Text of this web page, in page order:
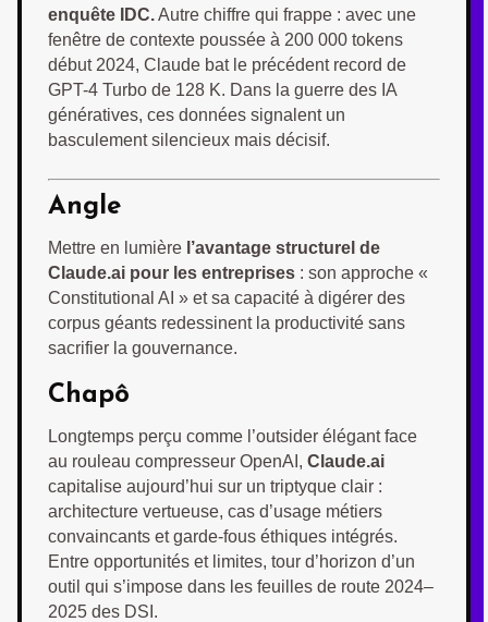
enquête IDC.Autre chiffre qui frappe : avec une
fenêtre de contexte poussée à 200 000 tokens
début 2024, Claude bat le précédent record de
GPT-4 Turbo de 128 K. Dans la guerre des IA
génératives, ces données signalent un
basculement silencieux mais décisif.
Angle
Mettre en lumière l’avantage structurel de
Claude.ai pour les entreprises : son approche «
Constitutional AI » et sa capacité à digérer des
corpus géants redessinent la productivité sans
sacrifier la gouvernance.
Chapô
Longtemps perçu comme l’outsider élégant face
au rouleau compresseur OpenAI, Claude.ai
capitalise aujourd’hui sur un triptyque clair :
architecture vertueuse, cas d’usage métiers
convaincants et garde-fous éthiques intégrés.
Entre opportunités et limites, tour d’horizon d’un
outil qui s’impose dans les feuilles de route 2024–
2025 des DSI.